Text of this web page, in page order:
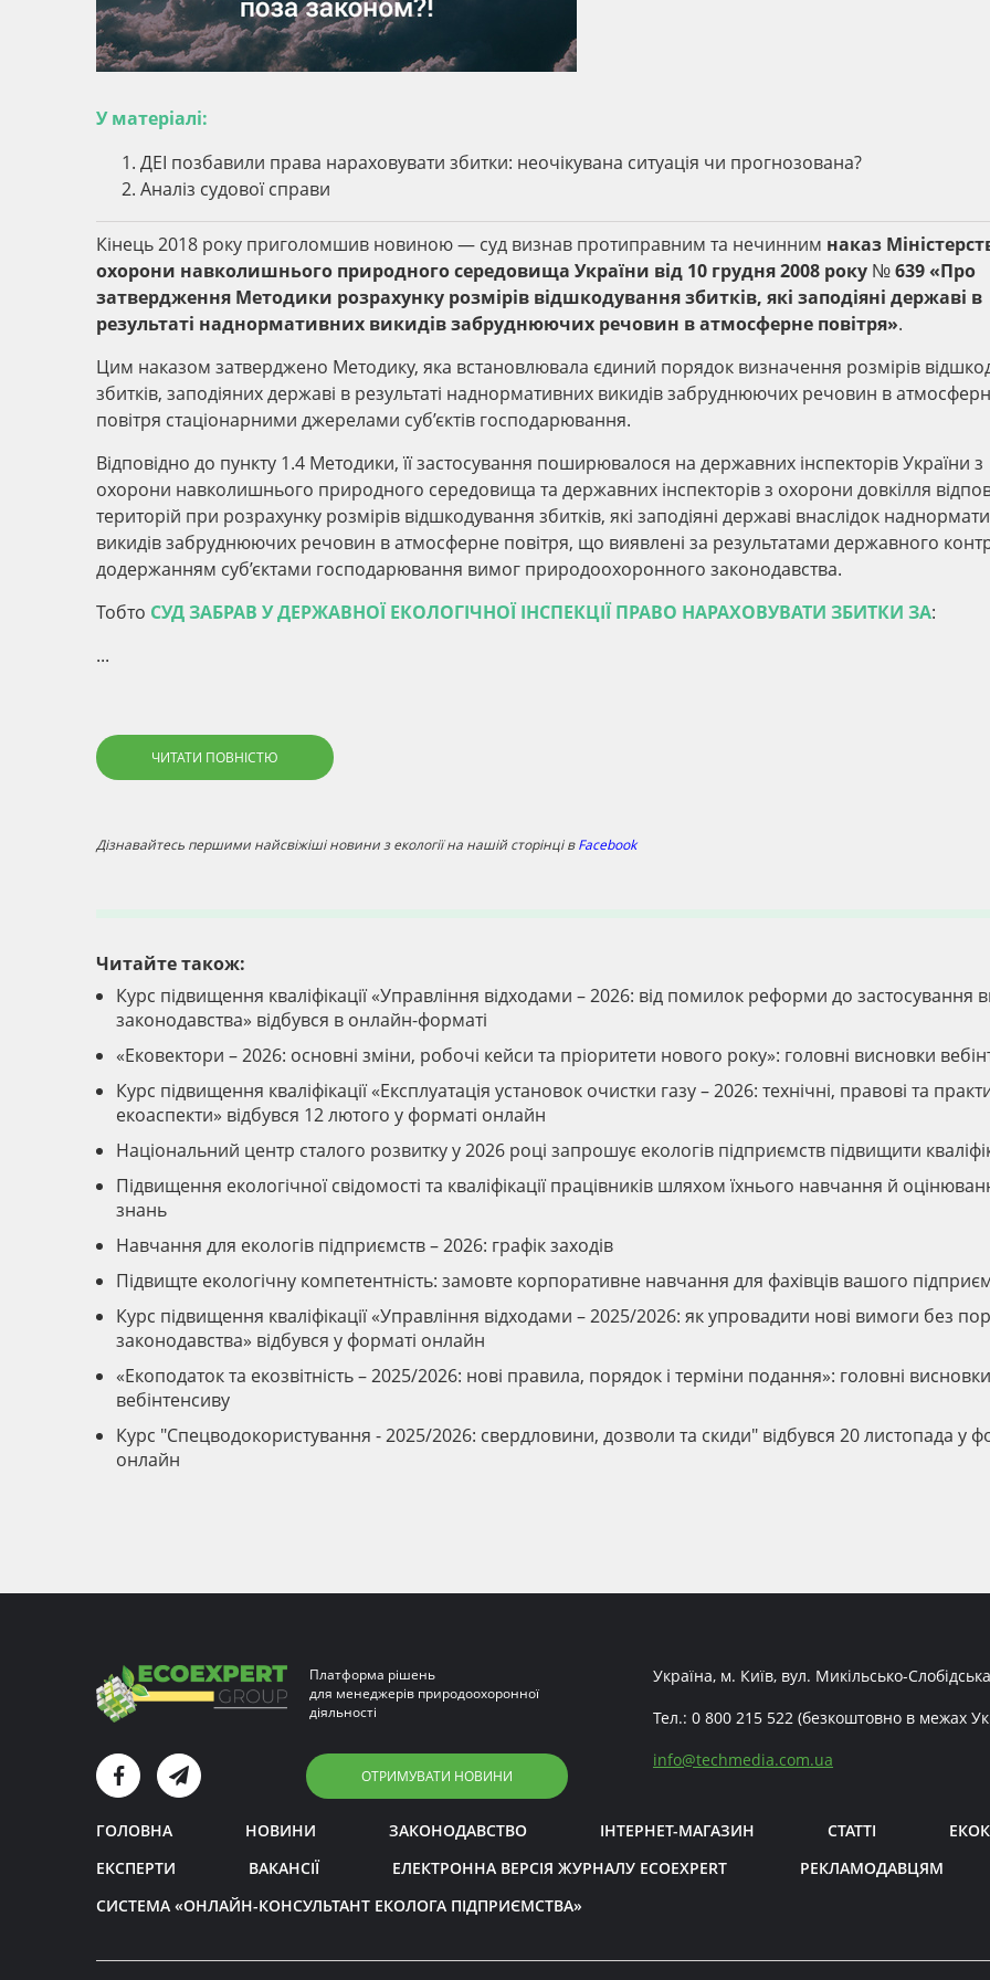
У матеріалі:
ДЕІ позбавили права нараховувати збитки: неочікувана ситуація чи прогнозована?
Аналіз судової справи
Кінець 2018 року приголомшив новиною — суд визнав протиправним та нечинним наказ
охорони навколишнього природного середовища України від 10 грудня 2008 року № 639 «Про
затвердження Методики розрахунку розмірів відшкодування збитків, які заподіяні державі в
результаті наднормативних викидів забруднюючих речовин в атмосферне повітря».
Цим наказом затверджено Методику, яка встановлювала єдиний порядок визначення розмірів
збитків, заподіяних державі в результаті наднормативних викидів забруднюючих речовин в
повітря стаціонарними джерелами суб’єктів господарювання.
Відповідно до пункту 1.4 Методики, її застосування поширювалося на державних інспекторів України з
охорони навколишнього природного середовища та державних інспекторів з охорони довкілля
територій при розрахунку розмірів відшкодування збитків, які заподіяні державі внаслідок
викидів забруднюючих речовин в атмосферне повітря, що виявлені за результатами державного
додержанням суб’єктами господарювання вимог природоохоронного законодавства.
Тобто СУД ЗАБРАВ У ДЕРЖАВНОЇ ЕКОЛОГІЧНОЇ ІНСПЕКЦІЇ ПРАВО НАРАХОВУВАТИ ЗБИТКИ ЗА:
...
ЧИТАТИ ПОВНІСТЮ
Дізнавайтесь першими найсвіжіші новини з екології на нашій сторінці вFacebook
Читайте також:
Курс підвищення кваліфікації «Управління відходами – 2026: від помилок реформи до застосування
законодавства» відбувся в онлайн-форматі
«Ековектори – 2026: основні зміни, робочі кейси та пріоритети нового року»: головні висновки
Курс підвищення кваліфікації «Експлуатація установок очистки газу – 2026: технічні, правові та
екоаспекти» відбувся 12 лютого у форматі онлайн
Національний центр сталого розвитку у 2026 році запрошує екологів підприємств підвищити
Підвищення екологічної свідомості та кваліфікації працівників шляхом їхнього навчання й
знань
Навчання для екологів підприємств – 2026: графік заходів
Підвищте екологічну компетентність: замовте корпоративне навчання для фахівців вашого
Курс підвищення кваліфікації «Управління відходами – 2025/2026: як упровадити нові вимоги без
законодавства» відбувся у форматі онлайн
«Екоподаток та екозвітність – 2025/2026: нові правила, порядок і терміни подання»: головні висновки
вебінтенсиву
Курс "Спецводокористування - 2025/2026: свердловини, дозволи та скиди" відбувся 20 листопада у
онлайн
Платформа рішень
для менеджерів природоохоронної
діяльності
ОТРИМУВАТИ НОВИНИ
Україна, м. Київ, вул. Микільсько-
Тел.: 0 800 215 522 (безкоштовно в межах
info@techmedia.com.ua
ГОЛОВНА НОВИНИ ЗАКОНОДАВСТВО ІНТЕРНЕТ-МАГАЗИН СТАТТІ
ЕКСПЕРТИ
ВАКАНСІЇ ЕЛЕКТРОННА ВЕРСІЯ ЖУРНАЛУ ECOEXPERT РЕКЛАМОДАВЦЯМ
СИСТЕМА «ОНЛАЙН-КОНСУЛЬТАНТ ЕКОЛОГА ПІДПРИЄМСТВА»